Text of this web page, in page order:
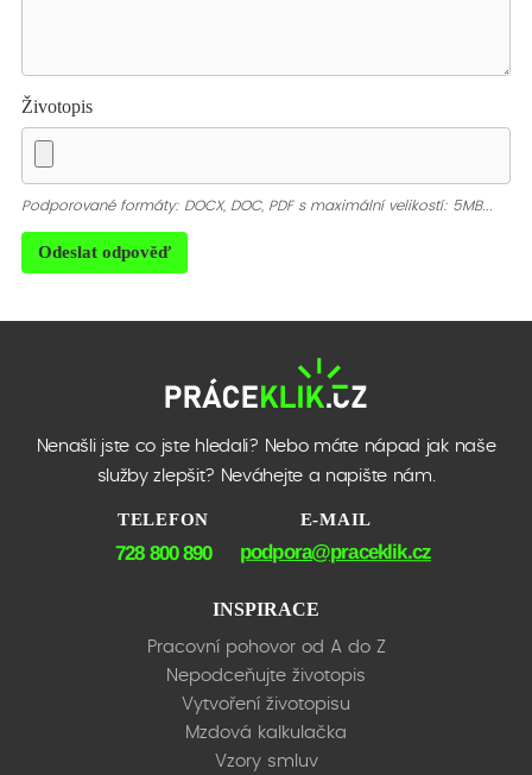
Životopis
Podporované formáty: DOCX, DOC, PDF s maximální velikostí: 5MB...
Odeslat odpověď
Nenašli jste co jste hledali? Nebo máte nápad jak naše
služby zlepšit? Neváhejte a napište nám.
TELEFON
728 800 890
E-MAIL
podpora@praceklik.cz
INSPIRACE
Pracovní pohovor od A do Z
Nepodceňujte životopis
Vytvoření životopisu
Mzdová kalkulačka
Vzory smluv